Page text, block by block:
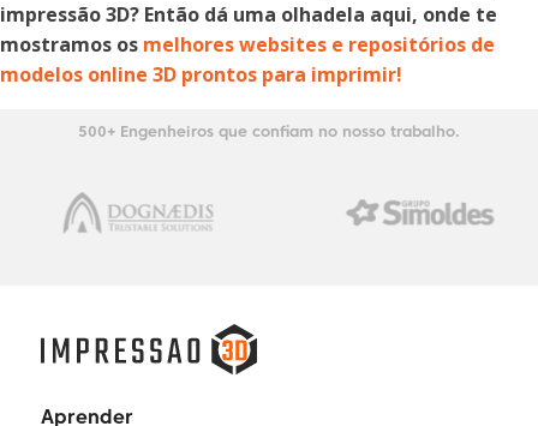
impressão 3D? Então dá uma olhadela aqui, onde te
mostramos os melhores websites e repositórios de
modelos online 3D prontos para imprimir!
500+ Engenheiros que confiam no nosso trabalho.
Aprender